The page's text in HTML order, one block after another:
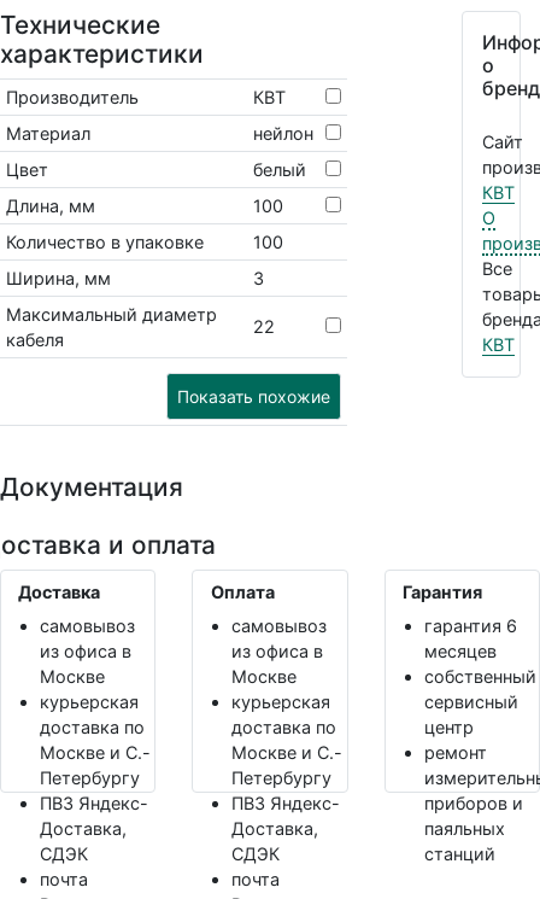
Технические
характеристики
Производитель
КВТ
Материал
нейлон
Цвет
белый
Длина, мм
100
Количество в упаковке
100
Ширина, мм
3
Максимальный диаметр
кабеля
22
Показать похожие
о
Сайт
КВТ
О
Все
КВТ
Документация
и оплата
Доставка
самовывоз
из офиса в
Москве
курьерская
доставка по
Москве и С.-
Петербургу
ПВЗ Яндекс-
Доставка,
СДЭК
почта
Оплата
самовывоз
из офиса в
Москве
курьерская
доставка по
Москве и С.-
Петербургу
ПВЗ Яндекс-
Доставка,
СДЭК
почта
Гарантия
гарантия 6
месяцев
собственный
сервисный
центр
ремонт
приборов и
паяльных
станций